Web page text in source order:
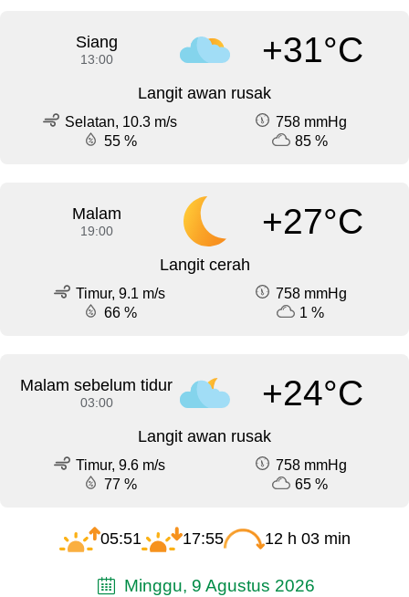
Siang
13:00 +31°C
Langit awan rusak
Selatan, 10.3 m/s
758 mmHg
55 %
85 %
Malam
19:00 +27°C
Langit cerah
Timur, 9.1 m/s
758 mmHg
66 %
1 %
Malam sebelum tidur
03:00 +24°C
Langit awan rusak
Timur, 9.6 m/s
758 mmHg
77 %
65 %
05:51 17:55 12 h 03 min
Minggu, 9 Agustus 2026